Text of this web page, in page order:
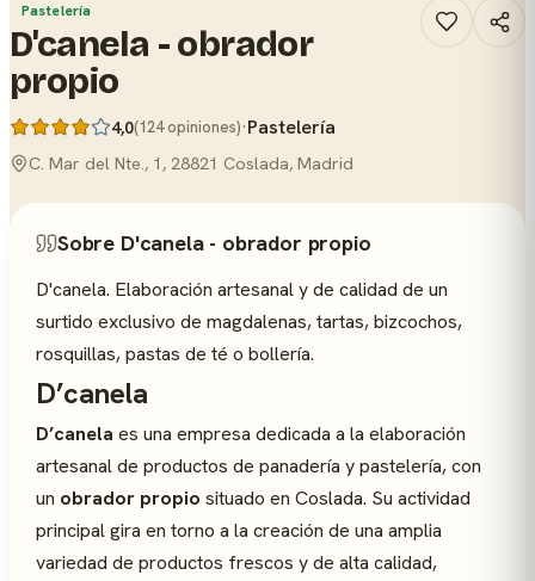
Pastelería
D'canela - obrador
propio
4,0(124 opiniones)·Pastelería
C. Mar del Nte., 1, 28821 Coslada, Madrid
Sobre D'canela - obrador propio
D'canela. Elaboración artesanal y de calidad de un
surtido exclusivo de magdalenas, tartas, bizcochos,
rosquillas, pastas de té o bollería.
D’canela
D’canela es una empresa dedicada a la elaboración
artesanal de productos de panadería y pastelería, con
un obrador propio situado en Coslada. Su actividad
principal gira en torno a la creación de una amplia
variedad de productos frescos y de alta calidad,